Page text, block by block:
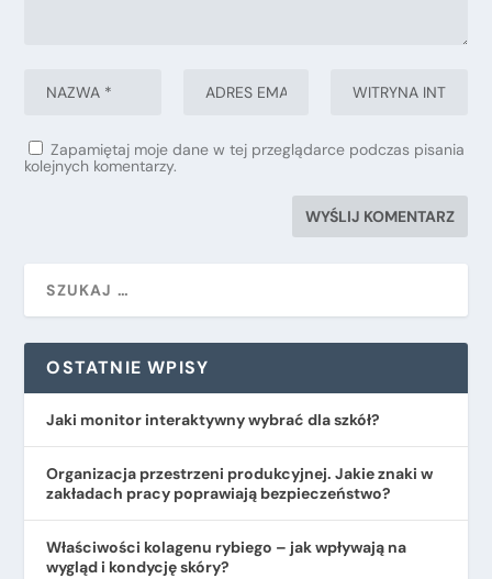
Zapamiętaj moje dane w tej przeglądarce podczas pisania
kolejnych komentarzy.
OSTATNIE WPISY
Jaki monitor interaktywny wybrać dla szkół?
Organizacja przestrzeni produkcyjnej. Jakie znaki w
zakładach pracy poprawiają bezpieczeństwo?
​Właściwości kolagenu rybiego – jak wpływają na
wygląd i kondycję skóry?